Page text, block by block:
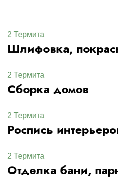
2 Термита
Шлифовка,
2 Термита
Сборка домов
2 Термита
Роспись
2 Термита
Отделка бани,